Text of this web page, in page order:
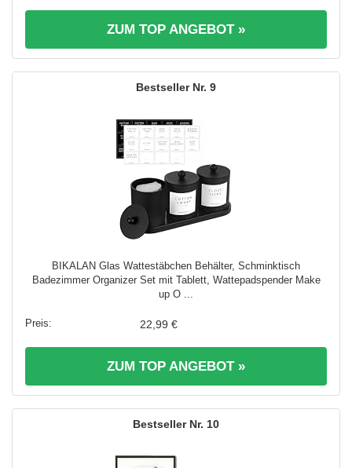
ZUM TOP ANGEBOT »
9
BIKALAN Glas Wattestäbchen Behälter, Schminktisch
Badezimmer Organizer Set mit Tablett, Wattepadspender Make
up O ...
22,99 €
ZUM TOP ANGEBOT »
10